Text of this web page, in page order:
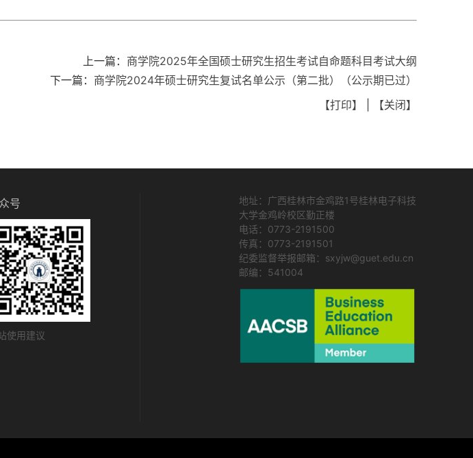
上一篇： 商学院2025年全国硕士研究生招生考试自命题科目考试大纲
下一篇： 商学院2024年硕士研究生复试名单公示（第二批）（公示期已过）
【打印】
【关闭】
号
使用建议
地址：广西桂林市金鸡路1号桂林电子科技
大学金鸡岭校区勤正楼
电话：0773-2191500
传真：0773-2191501
纪委监督举报邮箱：sxyjw@guet.edu.cn
邮编：541004